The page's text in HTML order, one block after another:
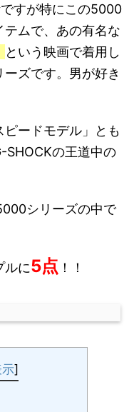
すが特にこの5000
ムで、あの有名な
という映画で着用し
ズです。男が好き
ードモデル」とも
SHOCKの王道中の
シリーズの中で
ルに5点 ！！
]